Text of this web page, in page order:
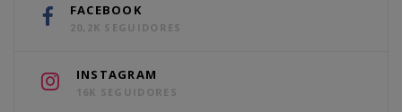
FACEBOOK
20,2K SEGUIDORES
INSTAGRAM
16K SEGUIDORES